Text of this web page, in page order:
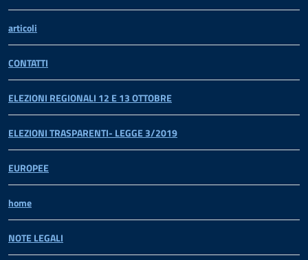
articoli
CONTATTI
ELEZIONI REGIONALI 12 E 13 OTTOBRE
ELEZIONI TRASPARENTI- LEGGE 3/2019
EUROPEE
home
NOTE LEGALI